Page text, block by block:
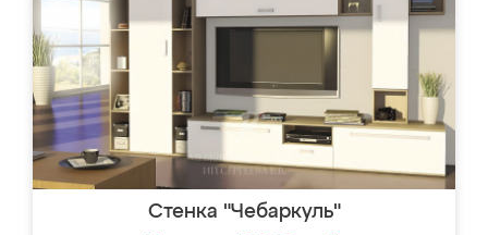
Стенка "Чебаркуль"